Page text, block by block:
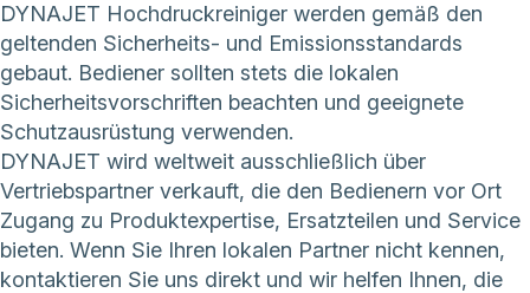
DYNAJET Hochdruckreiniger werden gemäß den
geltenden Sicherheits- und Emissionsstandards
gebaut. Bediener sollten stets die lokalen
Sicherheitsvorschriften beachten und geeignete
Schutzausrüstung verwenden.
DYNAJET wird weltweit ausschließlich über
Vertriebspartner verkauft, die den Bedienern vor Ort
Zugang zu Produktexpertise, Ersatzteilen und Service
bieten. Wenn Sie Ihren lokalen Partner nicht kennen,
kontaktieren Sie uns direkt und wir helfen Ihnen, die